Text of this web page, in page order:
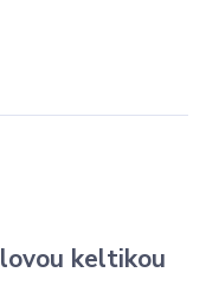
keltikou